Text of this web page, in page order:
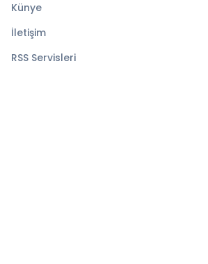
Künye
İletişim
RSS Servisleri